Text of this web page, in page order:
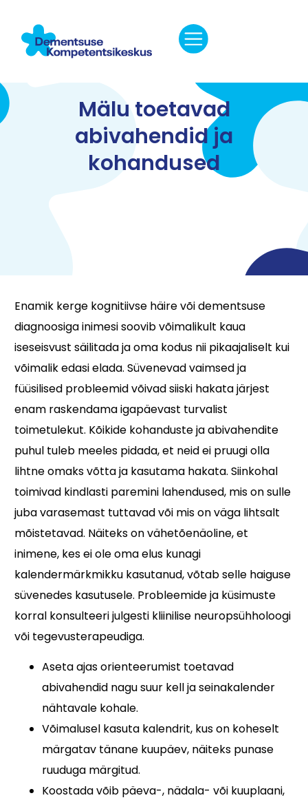
Mälu toetavad
abivahendid ja
kohandused
Enamik kerge kognitiivse häire või dementsuse
diagnoosiga inimesi soovib võimalikult kaua
iseseisvust säilitada ja oma kodus nii pikaajaliselt kui
võimalik edasi elada. Süvenevad vaimsed ja
füüsilised probleemid võivad siiski hakata järjest
enam raskendama igapäevast turvalist
toimetulekut. Kõikide kohanduste ja abivahendite
puhul tuleb meeles pidada, et neid ei pruugi olla
lihtne omaks võtta ja kasutama hakata. Siinkohal
toimivad kindlasti paremini lahendused, mis on sulle
juba varasemast tuttavad või mis on väga lihtsalt
mõistetavad. Näiteks on vähetõenäoline, et
inimene, kes ei ole oma elus kunagi
kalendermärkmikku kasutanud, võtab selle haiguse
süvenedes kasutusele. Probleemide ja küsimuste
korral konsulteeri julgesti kliinilise neuropsühholoogi
või tegevusterapeudiga.
Aseta ajas orienteerumist toetavad
abivahendid nagu suur kell ja seinakalender
nähtavale kohale.
Võimalusel kasuta kalendrit, kus on koheselt
märgatav tänane kuupäev, näiteks punase
ruuduga märgitud.
Koostada võib päeva-, nädala- või kuuplaani,